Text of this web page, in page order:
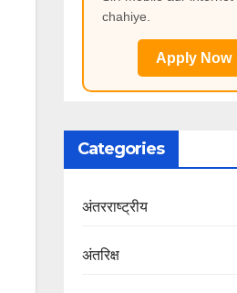
chahiye.
Apply Now
Categories
अंतरराष्ट्रीय
अंतरिक्ष